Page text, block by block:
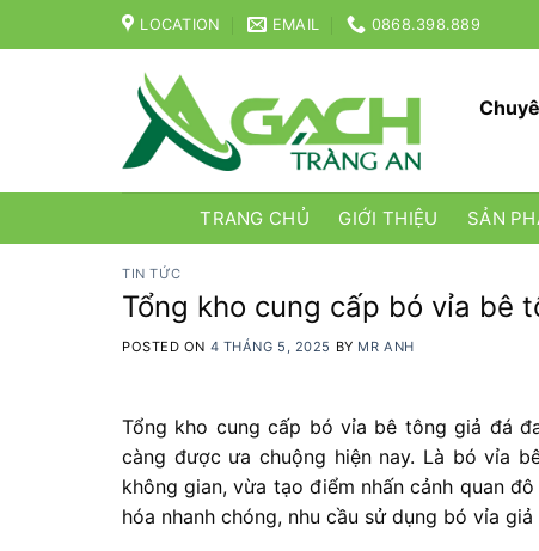
to
LOCATION EMAIL 0868.398.889
TRANG CHỦ GIỚI THIỆU SẢN
TIN TỨC
Tổng kho cung cấp bó vỉa bê
POSTED ON 4 THÁNG 5, 2025 BY MR ANH
Tổng kho cung cấp bó vỉa bê tông giả đá
càng được ưa chuộng hiện nay. Là bóvỉa
khônggian,vừa tạo điểm nhấncảnh quan đô
hóa nhanh chóng, nhu cầu sử dụng bó vỉa giả